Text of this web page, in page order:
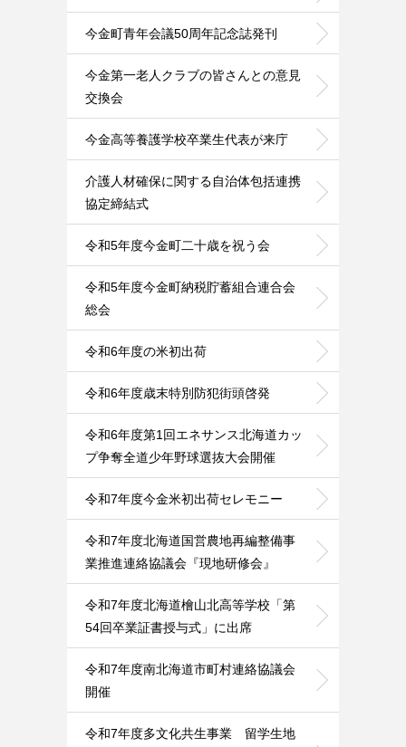
今金町青年会議50周年記念誌発刊
今金第一老人クラブの皆さんとの意見
交換会
今金高等養護学校卒業生代表が来庁
介護人材確保に関する自治体包括連携
協定締結式
令和5年度今金町二十歳を祝う会
令和5年度今金町納税貯蓄組合連合会
総会
令和6年度の米初出荷
令和6年度歳末特別防犯街頭啓発
令和6年度第1回エネサンス北海道カッ
プ争奪全道少年野球選抜大会開催
令和7年度今金米初出荷セレモニー
令和7年度北海道国営農地再編整備事
業推進連絡協議会『現地研修会』
令和7年度北海道檜山北高等学校「第
54回卒業証書授与式」に出席
令和7年度南北海道市町村連絡協議会
開催
令和7年度多文化共生事業 留学生地